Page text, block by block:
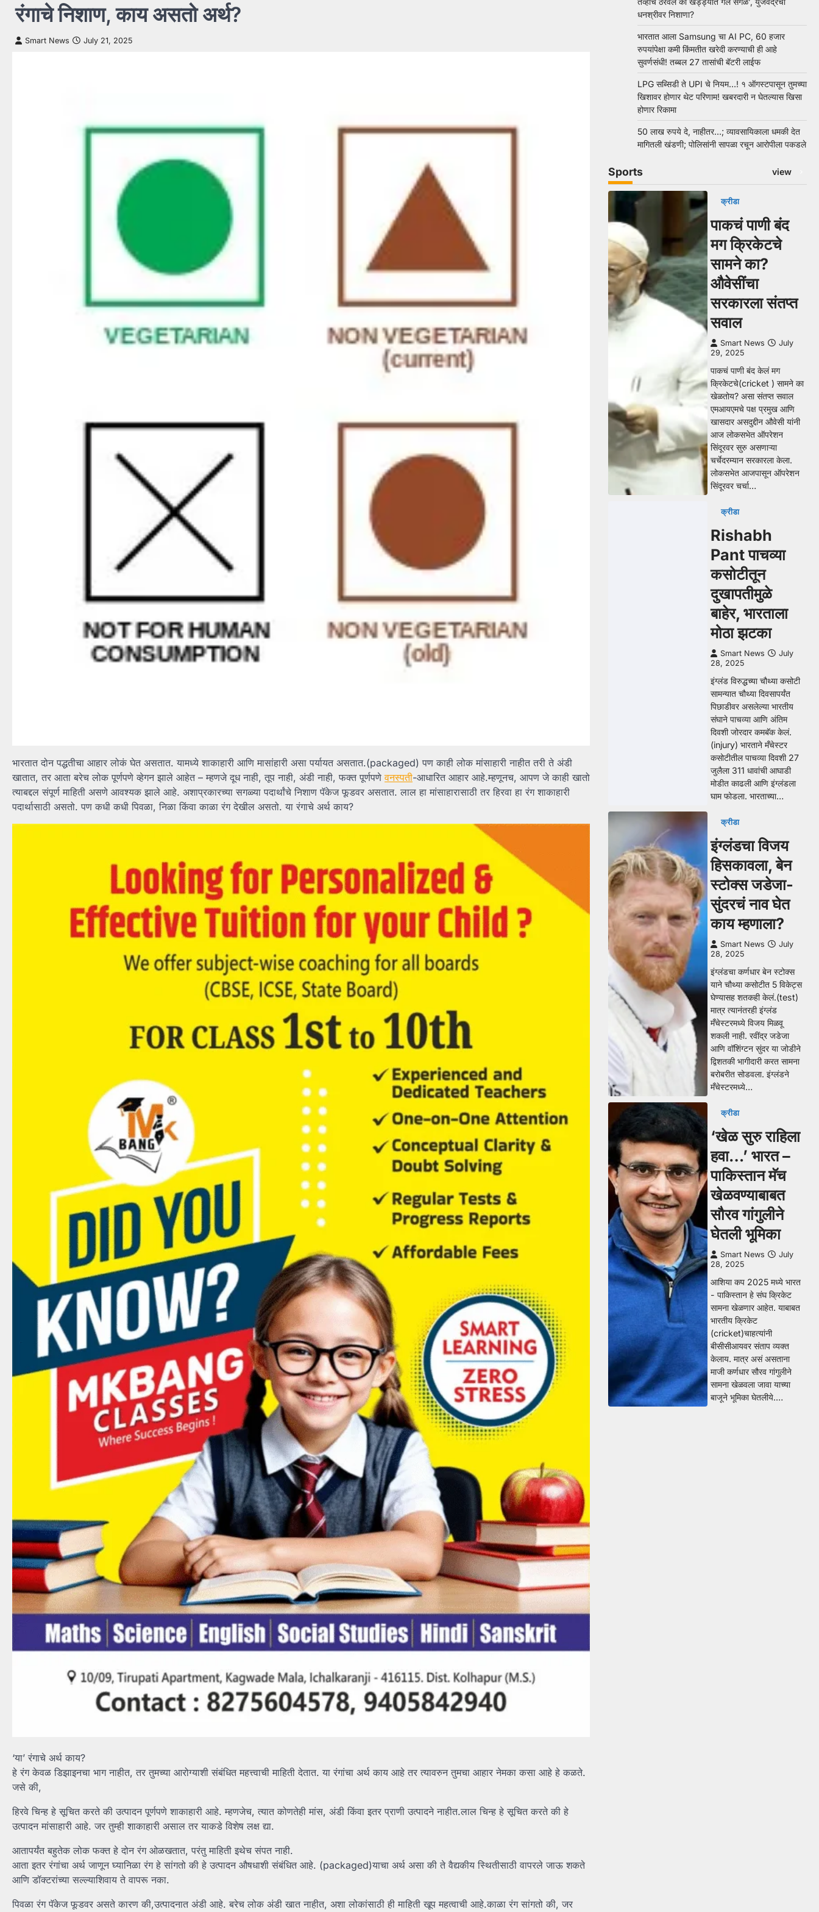
रंगाचे निशाण, काय असतो अर्थ?
Smart News July 21, 2025
भारतात दोन पद्धतीचा आहार लोकं घेत असतात. यामध्ये शाकाहारी आणि मासांहारी असा पर्यायत असतात.(packaged) पण काही लोक मांसाहारी नाहीत तरी ते अंडी
खातात, तर आता बरेच लोक पूर्णपणे व्हेगन झाले आहेत – म्हणजे दूध नाही, तूप नाही, अंडी नाही, फक्त पूर्णपणेवनस्पती-आधारित आहार आहे.म्हणूनच, आपण जे काही खातो
त्याबद्दल संपूर्ण माहिती असणे आवश्यक झाले आहे. अशाप्रकारच्या सगळ्या पदार्थांचे निशाण पॅकेज फूडवर असतात. लाल हा मांसाहारासाठी तर हिरवा हा रंग शाकाहारी
पदार्थासाठी असतो. पण कधी कधी पिवळा, निळा किंवा काळा रंग देखील असतो. या रंगाचे अर्थ काय?
‘या’ रंगाचे अर्थ काय?
हे रंग केवळ डिझाइनचा भाग नाहीत, तर तुमच्या आरोग्याशी संबंधित महत्त्वाची माहिती देतात. या रंगांचा अर्थ काय आहे तर त्यावरुन तुमचा आहार नेमका कसा आहे हे कळते.
जसे की,
हिरवे चिन्ह हे सूचित करते की उत्पादन पूर्णपणे शाकाहारी आहे. म्हणजेच, त्यात कोणतेही मांस, अंडी किंवा इतर प्राणी उत्पादने नाहीत.लाल चिन्ह हे सूचित करते की हे
उत्पादन मांसाहारी आहे. जर तुम्ही शाकाहारी असाल तर याकडे विशेष लक्ष द्या.
आतापर्यंत बहुतेक लोक फक्त हे दोन रंग ओळखतात, परंतु माहिती इथेच संपत नाही.
आता इतर रंगांचा अर्थ जाणून घ्यानिळा रंग हे सांगतो की हे उत्पादन औषधाशी संबंधित आहे. (packaged)याचा अर्थ असा की ते वैद्यकीय स्थितीसाठी वापरले जाऊ शकते
आणि डॉक्टरांच्या सल्ल्याशिवाय ते वापरू नका.
पिवळा रंग पॅकेज फूडवर असते कारण की,उत्पादनात अंडी आहे. बरेच लोक अंडी खात नाहीत, अशा लोकांसाठी ही माहिती खूप महत्वाची आहे.काळा रंग सांगतो की, जर
धनश्रीवर निशाणा?
भारतात आला Samsung चा AI PC, 60 हजार
रुपयांपेक्षा कमी किंमतीत खरेदी करण्याची ही आहे
सुवर्णसंधी! तब्बल 27 तासांची बॅटरी लाईफ
LPG सब्सिडी ते UPI चे नियम…! १ ऑगस्टपासून तुमच्या
खिशावर होणार थेट परिणाम! खबरदारी न घेतल्यास खिसा
होणार रिकामा
50 लाख रुपये दे, नाहीतर…; व्यावसायिकाला धमकी देत
मागितली खंडणी; पोलिसांनी सापळा रचून आरोपीला पकडले
Sports view
क्रीडा
पाकचं पाणी बंद
मग क्रिकेटचे
सामने का?
औवेसींचा
सरकारला संतप्त
सवाल
Smart News
July
29, 2025
पाकचं पाणी बंद केलं मग
क्रिकेटचे(cricket ) सामने का
खेळतोय? असा संतप्त सवाल
एमआयएमचे पक्ष प्रमुख आणि
खासदार असदुद्दीन औवेसी यांनी
आज लोकसभेत ऑपरेशन
सिंदूरवर सुरु असणाऱ्या
चर्चेदरम्यान सरकारला केला.
लोकसभेत आजपासून ऑपरेशन
सिंदूरवर चर्चा…
क्रीडा
Rishabh
Pant पाचव्या
कसोटीतून
दुखापतीमुळे
बाहेर, भारताला
मोठा झटका
Smart News
July
28, 2025
इंग्लंड विरुद्धच्या चौथ्या कसोटी
सामन्यात चौथ्या दिवसापर्यंत
पिछाडीवर असलेल्या भारतीय
संघाने पाचव्या आणि अंतिम
दिवशी जोरदार कमबॅक केलं.
(injury) भारताने मँचेस्टर
कसोटीतील पाचव्या दिवशी 27
जुलैला 311 धावांची आघाडी
मोडीत काढली आणि इंग्लंडला
घाम फोडला. भारताच्या…
क्रीडा
इंग्लंडचा विजय
हिसकावला, बेन
स्टोक्स जडेजा-
सुंदरचं नाव घेत
काय म्हणाला?
Smart News
July
28, 2025
इंग्लंडचा कर्णधार बेन स्टोक्स
याने चौथ्या कसोटीत 5 विकेट्स
घेण्यासह शतकही केलं.(test)
मात्र त्यानंतरही इंग्लंड
मँचेस्टरमध्ये विजय मिळवू
शकली नाही. रवींद्र जडेजा
आणि वॉशिंग्टन सुंदर या जोडीने
द्विशतकी भागीदारी करत सामना
बरोबरीत सोडवला. इंग्लंडने
मँचेस्टरमध्ये…
क्रीडा
‘खेळ सुरु राहिला
हवा…’ भारत –
पाकिस्तान मॅच
खेळवण्याबाबत
सौरव गांगुलीने
घेतली भूमिका
Smart News
July
28, 2025
आशिया कप 2025 मध्ये भारत
- पाकिस्तान हे संघ क्रिकेट
सामना खेळणार आहेत. याबाबत
भारतीय क्रिकेट
(cricket)चाहत्यांनी
बीसीसीआयवर संताप व्यक्त
केलाय. मात्र असं असताना
माजी कर्णधार सौरव गांगुलीने
सामना खेळवला जावा याच्या
बाजूने भूमिका घेतलीये.…